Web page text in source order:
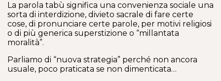
La parola tabù significa una convenienza sociale una
sorta di interdizione, divieto sacrale di fare certe
cose, di pronunciare certe parole, per motivi religiosi
o di più generica superstizione o “millantata
moralità”.
Parliamo di “nuova strategia” perché non ancora
usuale, poco praticata se non dimenticata…